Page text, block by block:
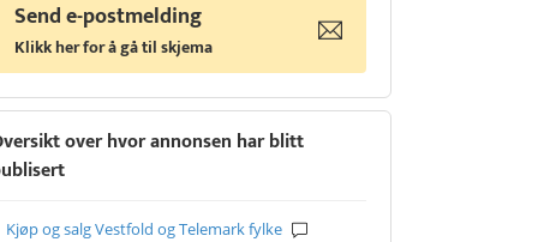
Send e-postmelding
Klikk her for å gå til skjema
over hvor annonsen har blitt
Kjøp og salg Vestfold og Telemark fylke